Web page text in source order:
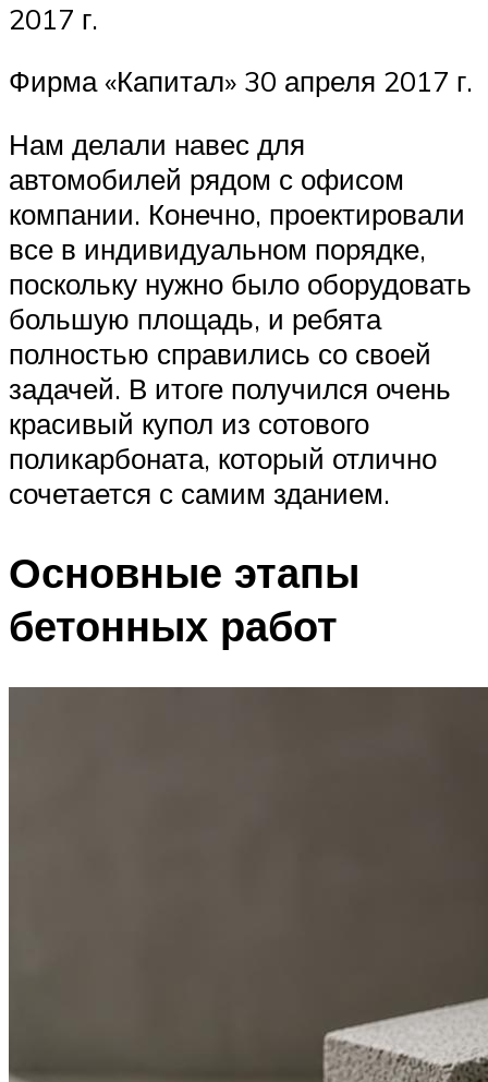
2017 г.
Фирма «Капитал» 30 апреля 2017 г.
Нам делали навес для
автомобилей рядом с офисом
компании. Конечно, проектировали
все в индивидуальном порядке,
поскольку нужно было оборудовать
большую площадь, и ребята
полностью справились со своей
задачей. В итоге получился очень
красивый купол из сотового
поликарбоната, который отлично
сочетается с самим зданием.
Основные этапы
бетонных работ